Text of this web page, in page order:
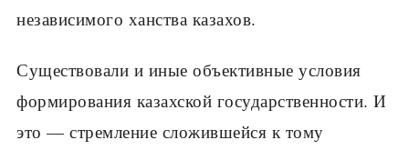
независимого ханства казахов.
Существовали и иные объективные условия
формирования казахской государственности. И
это — стремление сложившейся к тому